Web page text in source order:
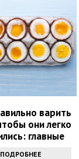
варить
они легко
главные
лайфхаки
ПОДРОБНЕЕ